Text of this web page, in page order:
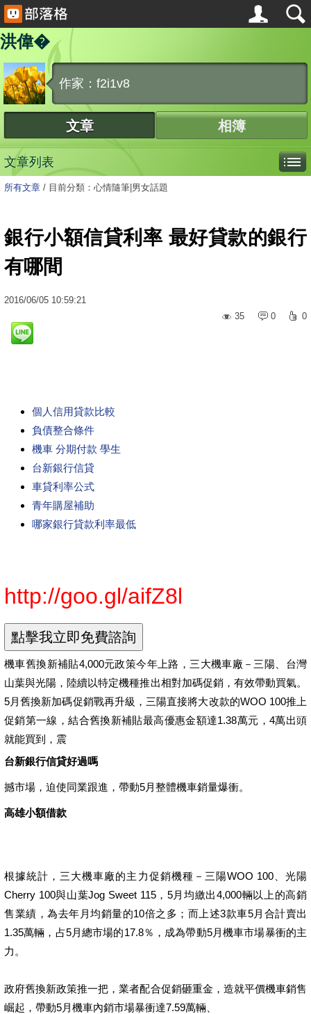
洪偉�
作家：f2i1v8
文章 相簿
文章列表
所有文章 / 目前分類：心情隨筆|男女話題
銀行小額信貸利率 最好貸款的銀行
有哪間
2016/06/05 10:59:21
35
0 0
個人信用貸款比較
負債整合條件
機車 分期付款 學生
台新銀行信貸
車貸利率公式
青年購屋補助
哪家銀行貸款利率最低
http://goo.gl/aifZ8l
機車舊換新補貼4,000元政策今年上路，三大機車廠－三陽、台灣
山葉與光陽，陸續以特定機種推出相對加碼促銷，有效帶動買氣。
5月舊換新加碼促銷戰再升級，三陽直接將大改款的WOO 100推上
促銷第一線，結合舊換新補貼最高優惠金額達1.38萬元，4萬出頭
就能買到，震
台新銀行信貸好過嗎
撼市場，迫使同業跟進，帶動5月整體機車銷量爆衝。
高雄小額借款
根據統計，三大機車廠的主力促銷機種－三陽WOO 100、光陽
Cherry 100與山葉Jog Sweet 115，5月均繳出4,000輛以上的高銷
售業績，為去年月均銷量的10倍之多；而上述3款車5月合計賣出
1.35萬輛，占5月總市場的17.8％，成為帶動5月機車市場暴衝的主
力。
政府舊換新政策推一把，業者配合促銷砸重金，造就平價機車銷售
崛起，帶動5月機車內銷市場暴衝達7.59萬輛、